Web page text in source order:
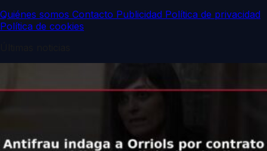
Quiénes somos Contacto Publicidad Política de privacidad
Política de cookies